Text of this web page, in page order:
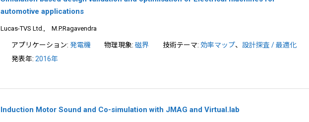
automotive applications
Lucas-TVS Ltd., M.P.Ragavendra
アプリケーション: 発電機 物理現象:磁界 技術テーマ: 効率マップ、 設計探査 / 最適化
発表年: 2016年
Induction Motor Sound and Co-simulation with JMAG and Virtual.lab